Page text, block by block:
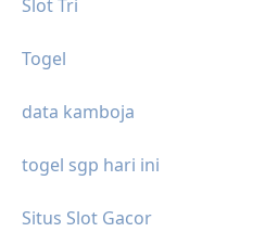
Slot Tri
Togel
data kamboja
togel sgp hari ini
Situs Slot Gacor